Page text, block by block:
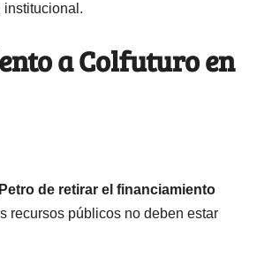
institucional.
a Colfuturo en
de retirar el financiamiento
recursos públicos no deben estar